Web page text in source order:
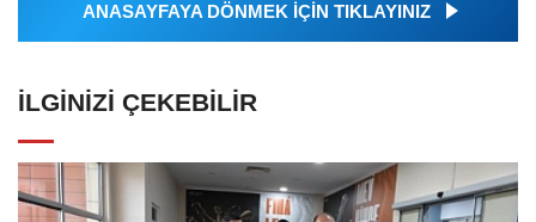
ANASAYFAYA DÖNMEK İÇİN TIKLAYINIZ
İLGINIZI ÇEKEBILIR